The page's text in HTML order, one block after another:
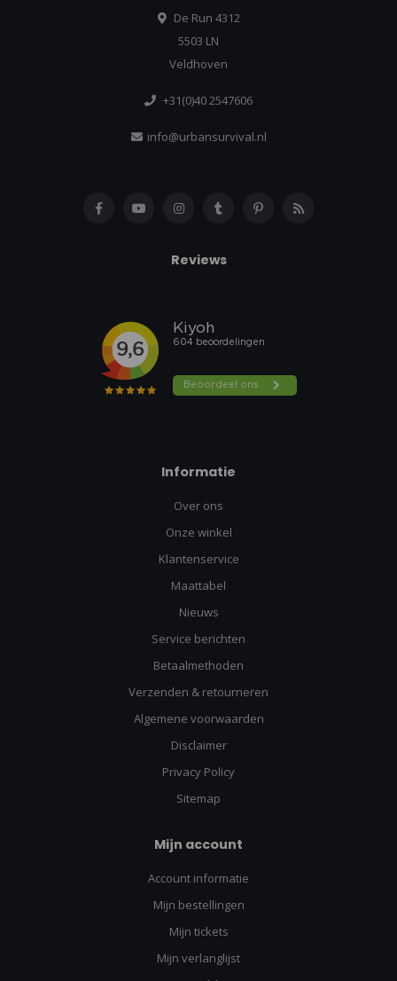
De Run 4312
5503 LN
Veldhoven
+31(0)40 2547606
info@urbansurvival.nl
Reviews
Informatie
Over ons
Onze winkel
Klantenservice
Maattabel
Nieuws
Service berichten
Betaalmethoden
Verzenden & retourneren
Algemene voorwaarden
Disclaimer
Privacy Policy
Sitemap
Mijn account
Account informatie
Mijn bestellingen
Mijn tickets
Mijn verlanglijst